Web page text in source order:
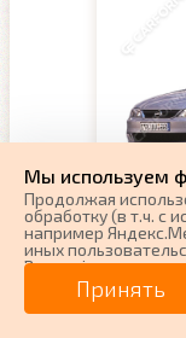
EVA
B
Мы используем
Продолжая
обработку (в т.ч. с
например
иных
Вашем ip-адресе,
устройства,
ресурсах сети
переходы на наш
Принять